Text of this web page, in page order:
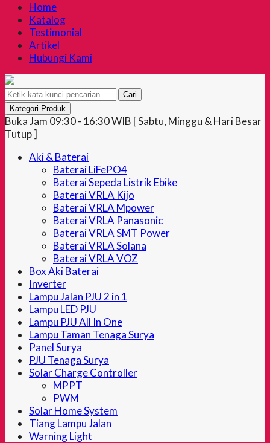
Home
Katalog
Testimonial
Artikel
Hubungi Kami
Cari
Kategori Produk
Buka Jam 09:30 - 16:30 WIB [ Sabtu, Minggu & Hari Besar
Tutup ]
Aki & Baterai
Baterai LiFePO4
Baterai Sepeda Listrik Ebike
Baterai VRLA Kijo
Baterai VRLA Mpower
Baterai VRLA Panasonic
Baterai VRLA SMT Power
Baterai VRLA Solana
Baterai VRLA VOZ
Box Aki Baterai
Inverter
Lampu Jalan PJU 2 in 1
Lampu LED PJU
Lampu PJU All In One
Lampu Taman Tenaga Surya
Panel Surya
PJU Tenaga Surya
Solar Charge Controller
MPPT
PWM
Solar Home System
Tiang Lampu Jalan
Warning Light